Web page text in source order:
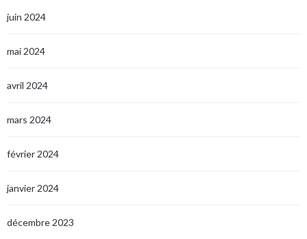
juin 2024
mai 2024
avril 2024
mars 2024
février 2024
janvier 2024
décembre 2023